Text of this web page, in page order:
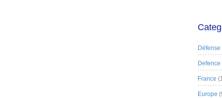
Défense
Defence
France
Europe